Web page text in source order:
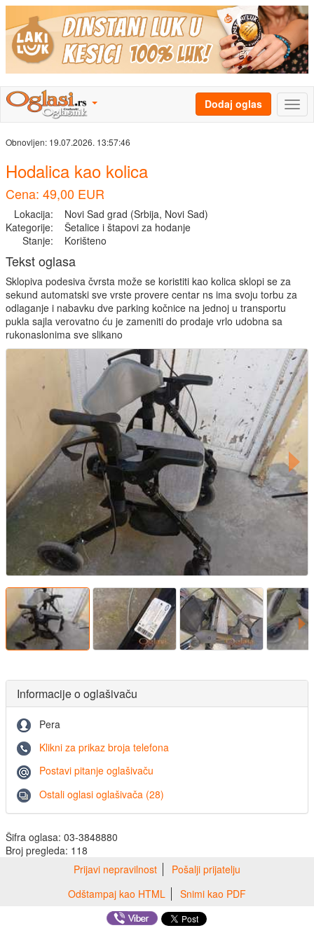
Dodaj oglas
Obnovljen: 19.07.2026. 13:57:46
Hodalica kao kolica
Cena: 49,00 EUR
Lokacija:
Novi Sad grad (Srbija, Novi Sad)
Kategorije:
Šetalice i štapovi za hodanje
Stanje:
Korišteno
Tekst oglasa
Sklopiva podesiva čvrsta može se koristiti kao kolica sklopi se za
sekund automatski sve vrste provere centar ns ima svoju torbu za
odlaganje i nabavku dve parking kočnice na jednoj u transportu
pukla sajla verovatno ću je zameniti do prodaje vrlo udobna sa
rukonaslonima sve slikano
Informacije o oglašivaču
Pera
Klikni za prikaz broja telefona
Postavi pitanje oglašivaču
Ostali oglasi oglašivača (28)
Šifra oglasa: 03-3848880
Broj pregleda: 118
Prijavi nepravilnost
Pošalji prijatelju
Odštampaj kao HTML
Snimi kao PDF